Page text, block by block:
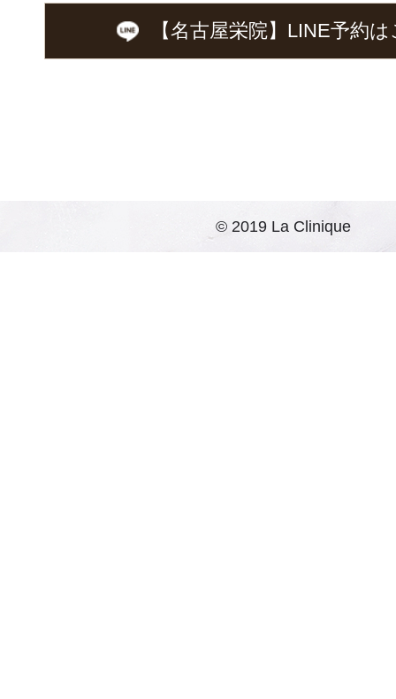
【名古屋栄院】LINE予約は
© 2019 La Clinique